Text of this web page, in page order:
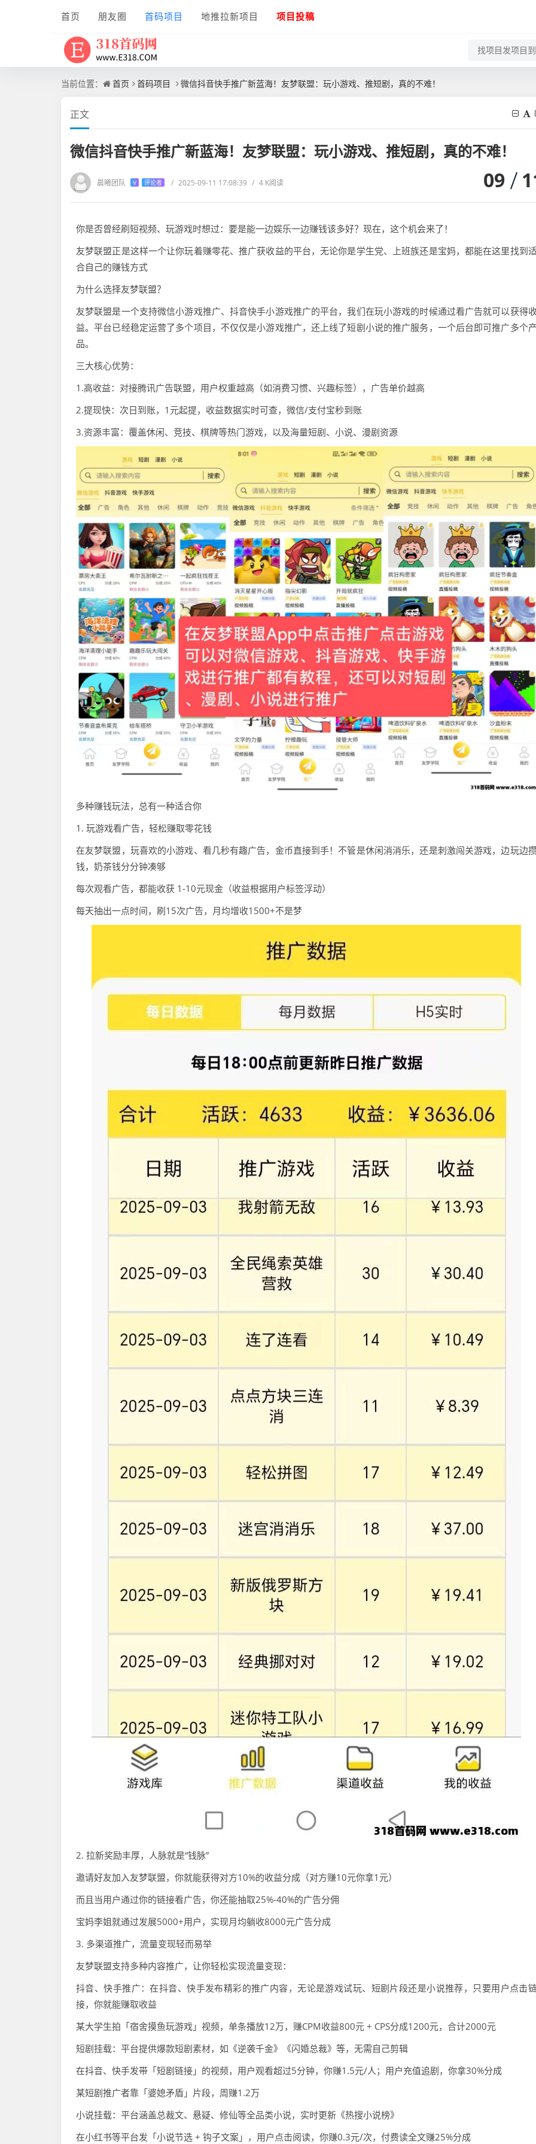
首页 朋友圈 首码项目 地推拉新项目 项目投稿
当前位置： 首页 首码项目 微信抖音快手推广新蓝海！友梦联盟：玩小游戏、推短剧，真的不难！
正文
微信抖音快手推广新蓝海！友梦联盟：玩小游戏、推短剧，真的不难！
晨曦团队 V 评论者 / 2025-09-11 17:08:39 / 4 K阅读 09
你是否曾经刷短视频、玩游戏时想过：要是能一边娱乐一边赚钱该多好？现在，这个机会来了！
友梦联盟正是这样一个让你玩着赚零花、推广获收益的平台，无论你是学生党、上班族还是宝妈，都能在这里找到
合自己的赚钱方式
为什么选择友梦联盟？
友梦联盟是一个支持微信小游戏推广、抖音快手小游戏推广的平台，我们在玩小游戏的时候通过看广告就可以获得
益。平台已经稳定运营了多个项目，不仅仅是小游戏推广，还上线了短剧小说的推广服务，一个后台即可推广多个
品。
三大核心优势：
1.高收益：对接腾讯广告联盟，用户权重越高（如消费习惯、兴趣标签），广告单价越高
2.提现快：次日到账，1元起提，收益数据实时可查，微信/支付宝秒到账
3.资源丰富：覆盖休闲、竞技、棋牌等热门游戏，以及海量短剧、小说、漫剧资源
多种赚钱玩法，总有一种适合你
1. 玩游戏看广告，轻松赚取零花钱
在友梦联盟，玩喜欢的小游戏、看几秒有趣广告，金币直接到手！不管是休闲消消乐，还是刺激闯关游戏，边玩边
钱，奶茶钱分分钟凑够
每次观看广告，都能收获 1-10元现金（收益根据用户标签浮动）
每天抽出一点时间，刷15次广告，月均增收1500+不是梦
2. 拉新奖励丰厚，人脉就是“钱脉”
邀请好友加入友梦联盟，你就能获得对方10%的收益分成（对方赚10元你拿1元）
而且当用户通过你的链接看广告，你还能抽取25%-40%的广告分佣
宝妈李姐就通过发展5000+用户，实现月均躺收8000元广告分成
3. 多渠道推广，流量变现轻而易举
友梦联盟支持多种内容推广，让你轻松实现流量变现：
抖音、快手推广：在抖音、快手发布精彩的推广内容，无论是游戏试玩、短剧片段还是小说推荐，只要用户点击
接，你就能赚取收益
某大学生拍「宿舍摸鱼玩游戏」视频，单条播放12万，赚CPM收益800元 + CPS分成1200元，合计2000元
短剧挂载：平台提供爆款短剧素材，如《逆袭千金》《闪婚总裁》等，无需自己剪辑
在抖音、快手发带「短剧链接」的视频，用户观看超过5分钟，你赚1.5元/人；用户充值追剧，你拿30%分成
某短剧推广者靠「婆媳矛盾」片段，周赚1.2万
小说挂载：平台涵盖总裁文、悬疑、修仙等全品类小说，实时更新《热搜小说榜》
在小红书等平台发「小说节选 + 钩子文案」，用户点击阅读，你赚0.3元/次，付费读全文赚25%分成